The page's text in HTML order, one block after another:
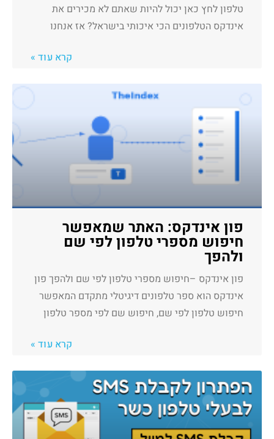
טלפון לחץ כאן יכול להיות שאתם לא מכירים את
אינדקס הטלפונים הכי איכותי בישראל? אז אנחנו
קרא עוד »
פון אינדקס: האתר שמאפשר
חיפוש מספרי טלפון לפי שם
ולהפך
פון אינדקס –חיפוש מספרי טלפון לפי שם ולהפך פון
אינדקס הוא ספר טלפונים דיגיטלי מתקדם המאפשר
חיפוש טלפון לפי שם, חיפוש שם לפי מספר טלפון
קרא עוד »